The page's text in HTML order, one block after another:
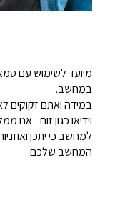
מיועד לשימוש עם
במחשב.
במידה ואתם זקוקים
וידיאו כגון זום - אנו
למחשב כי יתכן
המחשב שלכם.